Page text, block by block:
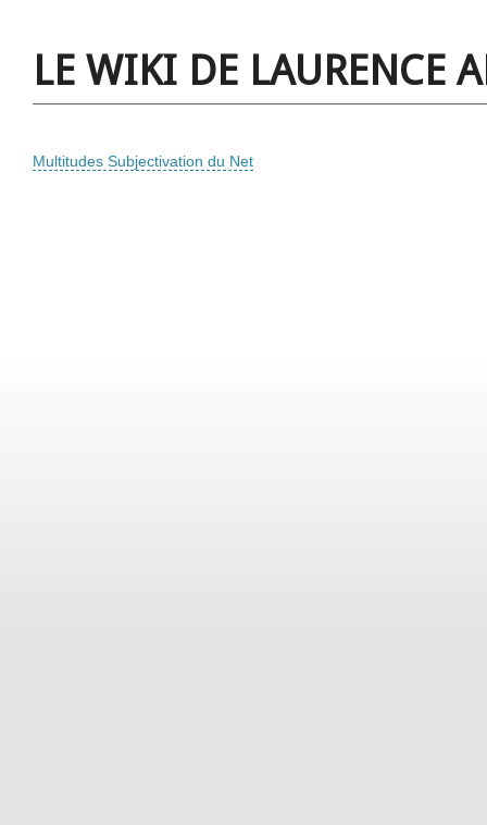
LE WIKI DE LAURENCE
Multitudes Subjectivation du Net